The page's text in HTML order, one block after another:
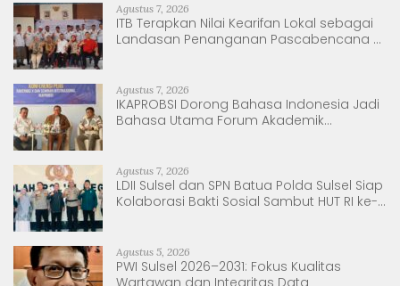
Agustus 7, 2026
ITB Terapkan Nilai Kearifan Lokal sebagai
Landasan Penanganan Pascabencana di
Agustus 7, 2026
IKAPROBSI Dorong Bahasa Indonesia Jadi
Bahasa Utama Forum Akademik
Agustus 7, 2026
LDII Sulsel dan SPN Batua Polda Sulsel Siap
Kolaborasi Bakti Sosial Sambut HUT RI ke-
Agustus 5, 2026
PWI Sulsel 2026–2031: Fokus Kualitas
Wartawan dan Integritas Data